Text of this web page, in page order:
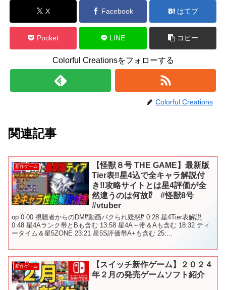
X Facebook はてブ
Pocket LINE コピー
Colorful Creationsをフォローする
Colorful Creations
関連記事
新作ゲーム
【怪獣８号 THE GAME】最新版
Tier表‼️星4込で全キャラ解説付
き‼️攻略サイトとは星4評価が全
然違うのは何故⁉️ #怪獣8号
#vtuber
op 0:00 視聴者からのDM⁉️動画パクられ疑惑⁉️ 0:28 星4Tier表解説
0:48 星4Aランク帯とBも含む 13:58 星4A＋帯＆Aも含む 18:32 ティ
ータイム＆星5ZONE 23:21 星5S評価帯A+も含む 25:...
新作ゲーム
【スイッチ新作ゲーム】２０２４
年２月の発売ゲームソフト紹介